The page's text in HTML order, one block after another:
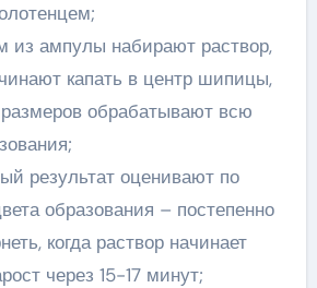
из ампулы набирают раствор,
капать в центр шипицы,
обрабатывают всю
результат оценивают по
образования – постепенно
когда раствор начинает
через 15-17 минут;